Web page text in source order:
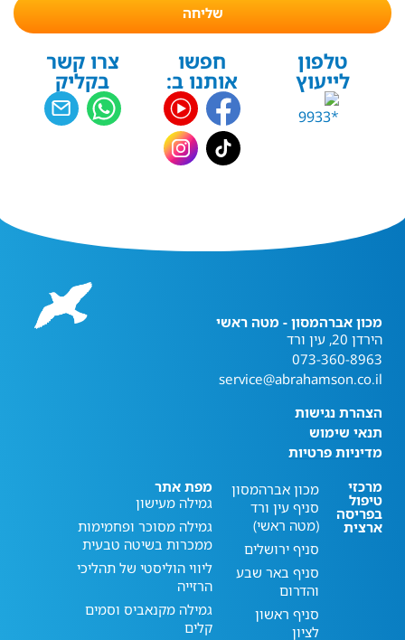
שליחה
טלפון
לייעוץ
חפשו
אותנו ב:
צרו קשר
בקליק
מכון אברהמסון - מטה ראשי
הירדן 20, עין ורד
073-360-8963
service@abrahamson.co.il
הצהרת נגישות
תנאי שימוש
מדיניות פרטיות
מרכזי
טיפול
בפריסה
ארצית
מכון אברהמסון
סניף עין ורד
(מטה ראשי)
סניף ירושלים
סניף באר שבע
והדרום
סניף ראשון
לציון
מפת אתר
גמילה מעישון
גמילה מסוכר ופחמימות
ממכרות בשיטה טבעית
ליווי הוליסטי של תהליכי
הרזייה
גמילה מקנאביס וסמים
קלים